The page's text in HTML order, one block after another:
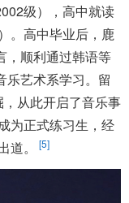
级），高中就读
。高中毕业后，鹿
，顺利通过韩语等
乐艺术系学习。留
从此开启了音乐事
为正式练习生，经
。
[5]